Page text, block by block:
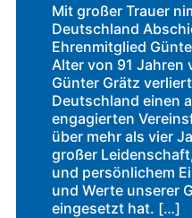
Mit großer Trauer
Deutschland
Ehrenmitglied
Alter von 91
Günter Grätz
Deutschland einen
engagierten
über mehr als vier
großer
und persönlichem
und Werte unserer
eingesetzt hat. […]